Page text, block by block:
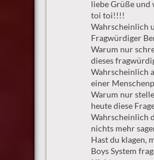
liebe Grüße und
toi toi!!!!
Wahrscheinlich
Fragwürdiger
Warum nur
dieses
Wahrscheinlich
einer
Warum nur
heute diese
Wahrscheinlich
nichts mehr
Hast du klagen,
Boys System